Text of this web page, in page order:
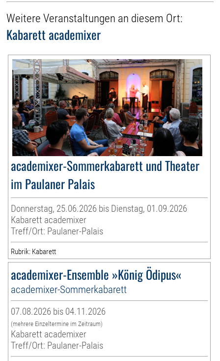
Weitere Veranstaltungen an diesem Ort:
Kabarett academixer
academixer-Sommerkabarett und Theater
im Paulaner Palais
Donnerstag, 25.06.2026 bis Dienstag, 01.09.2026
Kabarett academixer
Treff/Ort: Paulaner-Palais
Rubrik: Kabarett
academixer-Ensemble »König Ödipus«
academixer-Sommerkabarett
07.08.2026 bis 04.11.2026
(mehrere Einzeltermine im Zeitraum)
Kabarett academixer
Treff/Ort: Paulaner-Palais